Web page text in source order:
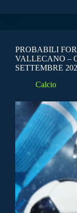
PROBABILI
VALLECANO –
SETTEMBRE
Calcio